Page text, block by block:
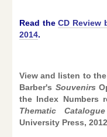
Read theCD Review
2014.
View and listen to
Barber's Souvenirs
the Index Numbers
Thematic Catalogue
University Press,